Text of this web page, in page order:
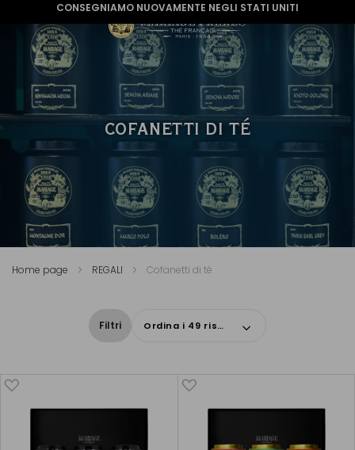
CONSEGNIAMO NUOVAMENTE NEGLI STATI UNITI
COFANETTI DI TÉ
Home page REGALI Cofanetti di té
Filtri Ordina i 49 risultati